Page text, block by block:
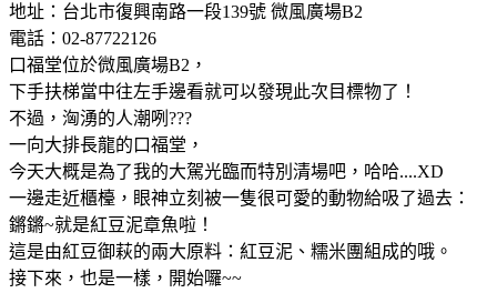
地址：台北市復興南路一段139號 微風廣場B2
電話：02-87722126
口福堂位於微風廣場B2，
下手扶梯當中往左手邊看就可以發現此次目標物了！
不過，洶湧的人潮咧???
一向大排長龍的口福堂，
今天大概是為了我的大駕光臨而特別清場吧，哈哈....XD
一邊走近櫃檯，眼神立刻被一隻很可愛的動物給吸了過去：
鏘鏘~就是紅豆泥章魚啦！
這是由紅豆御萩的兩大原料：紅豆泥、糯米團組成的哦。
接下來，也是一樣，開始囉~~